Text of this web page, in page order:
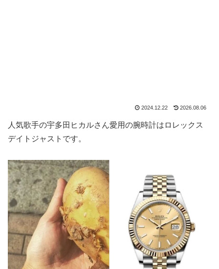
2024.12.22 2026.08.06
人気歌手の宇多田ヒカルさん愛用の腕時計はロレックス
デイトジャストです。